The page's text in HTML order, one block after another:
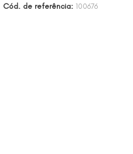
Cód. de referência: 100676